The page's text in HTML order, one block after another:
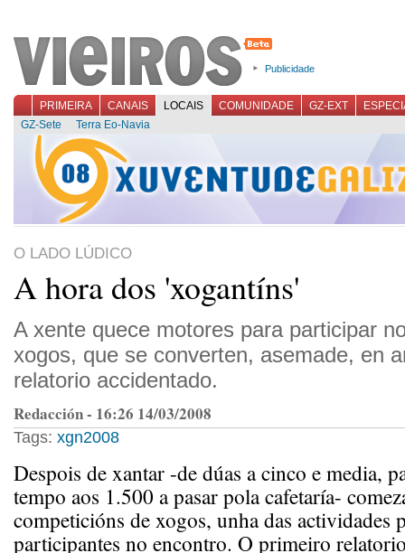
Publicidade
PRIMEIRA CANAIS LOCAIS COMUNIDADE GZ-EXT
GZ-Sete
Terra Eo-Navia
O LADO LÚDICO
A hora dos 'xogantíns'
A xente quece motores para participar
xogos, que se converten, asemade, en
relatorio accidentado.
Redacción - 16:26 14/03/2008
Tags: xgn2008
Despois de xantar -de dúas a cinco e media,
tempo aos 1.500 a pasar pola cafetaría-
competicións de xogos, unha das actividades
participantes no encontro. O primeiro